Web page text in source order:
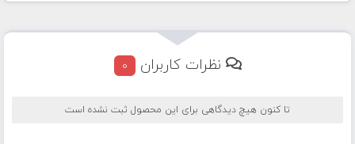
نظرات کاربران 0
تا کنون هیچ دیدگاهی برای این محصول ثبت نشده است